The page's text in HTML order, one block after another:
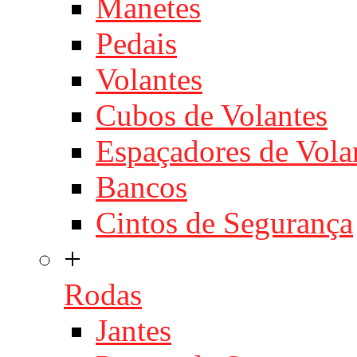
Manetes
Pedais
Volantes
Cubos de Volantes
Espaçadores de
Bancos
Cintos de Segurança
+
Rodas
Jantes